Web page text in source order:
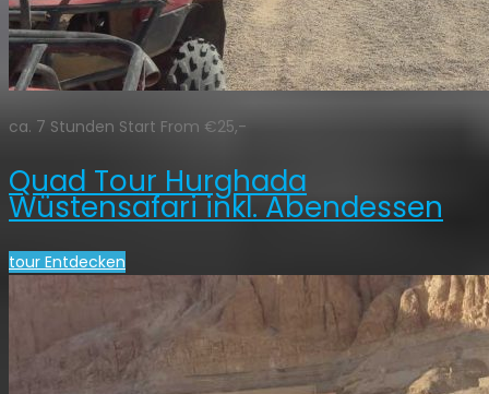
ca. 7 Stunden Start From €25,-
Quad Tour Hurghada
Wüstensafari inkl. Abendessen
tour Entdecken